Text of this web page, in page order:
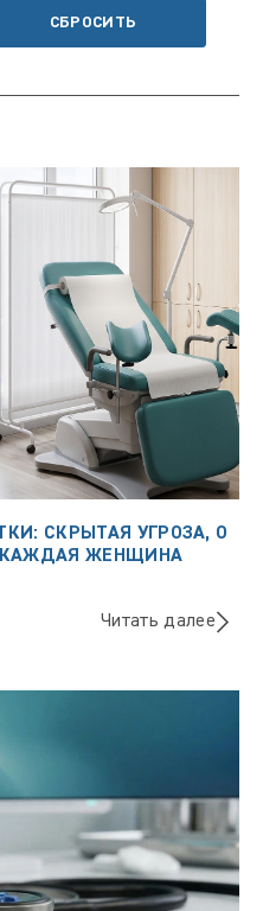
СБРОСИТЬ
СКРЫТАЯ УГРОЗА, О
КАЖДАЯ ЖЕНЩИНА
Читать далее